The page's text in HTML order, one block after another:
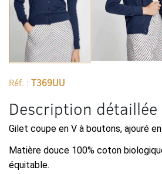
Réf. : T369UU
Description détaillée
Gilet coupe en V à boutons, ajouré
Matière douce 100% coton
équitable.